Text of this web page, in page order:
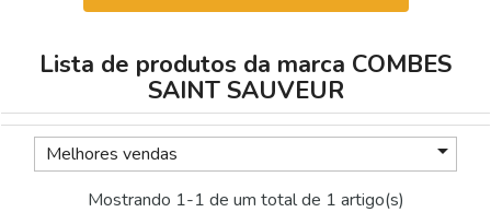
Lista de produtos da marca COMBES
SAINT SAUVEUR
Melhores vendas 
Mostrando 1-1 de um total de 1 artigo(s)